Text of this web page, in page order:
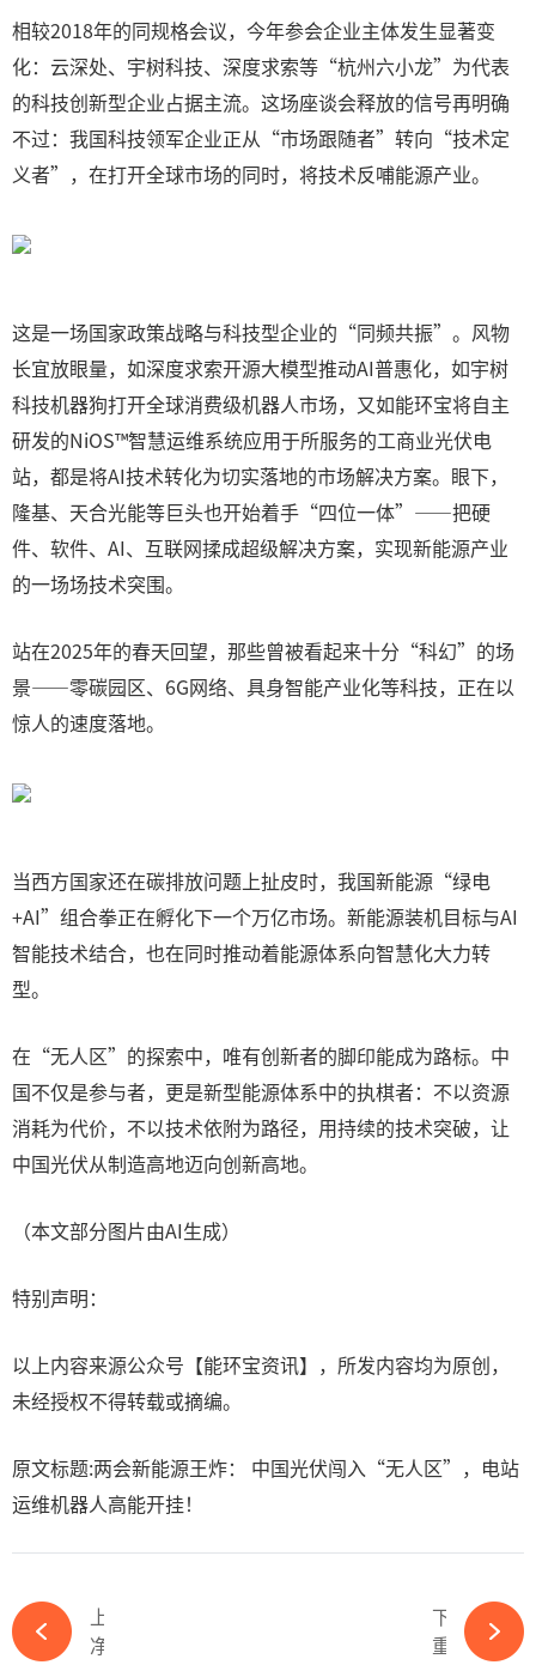
相较2018年的同规格会议，今年参会企业主体发生显著变
化：云深处、宇树科技、深度求索等“杭州六小龙”为代表
的科技创新型企业占据主流。这场座谈会释放的信号再明确
不过：我国科技领军企业正从“市场跟随者”转向“技术定
义者”，在打开全球市场的同时，将技术反哺能源产业。
这是一场国家政策战略与科技型企业的“同频共振”。风物
长宜放眼量，如深度求索开源大模型推动AI普惠化，如宇树
科技机器狗打开全球消费级机器人市场，又如能环宝将自主
研发的NiOS™智慧运维系统应用于所服务的工商业光伏电
站，都是将AI技术转化为切实落地的市场解决方案。眼下，
隆基、天合光能等巨头也开始着手“四位一体”——把硬
件、软件、AI、互联网揉成超级解决方案，实现新能源产业
的一场场技术突围。
站在2025年的春天回望，那些曾被看起来十分“科幻”的场
景——零碳园区、6G网络、具身智能产业化等科技，正在以
惊人的速度落地。
当西方国家还在碳排放问题上扯皮时，我国新能源“绿电
+AI”组合拳正在孵化下一个万亿市场。新能源装机目标与AI
智能技术结合，也在同时推动着能源体系向智慧化大力转
型。
在“无人区”的探索中，唯有创新者的脚印能成为路标。中
国不仅是参与者，更是新型能源体系中的执棋者：不以资源
消耗为代价，不以技术依附为路径，用持续的技术突破，让
中国光伏从制造高地迈向创新高地。
（本文部分图片由AI生成）
特别声明：
以上内容来源公众号【能环宝资讯】，所发内容均为原创，
未经授权不得转载或摘编。
原文标题:两会新能源王炸： 中国光伏闯入“无人区”，电站
运维机器人高能开挂！
下一篇
重磅！又一光伏公司濒临退市红线-ky体育APP官网下载